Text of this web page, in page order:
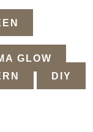
GLOW
DIY